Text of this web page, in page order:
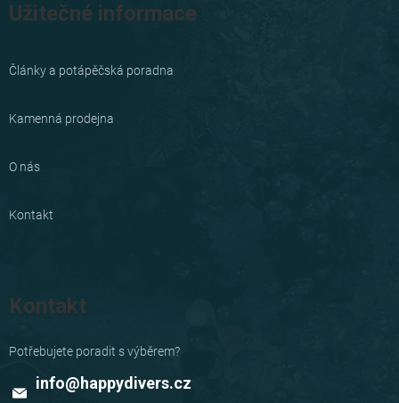
Užitečné informace
Články a potápěčská poradna
Kamenná prodejna
O nás
Kontakt
Kontakt
info@happydivers.cz